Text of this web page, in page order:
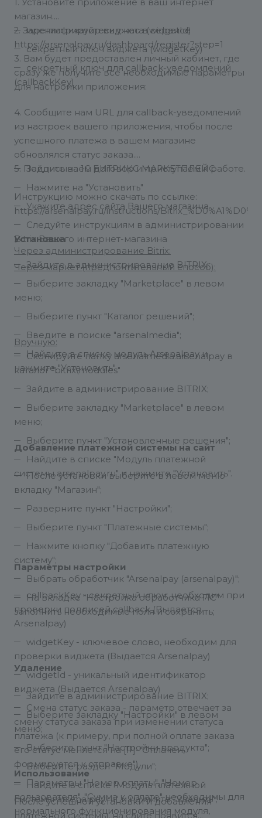
1. Установите приложение в ваш интернет
магазин.
2. Зарегистрируйтесь у нас в сервисе
https://arsenalpay.ru/dashboard/register?step=1
3. Вам будет предоставлен личный кабинет, где
сразу же получите все необходимые параметры
для настройки приложения:
идентификатор виджета (widgetId)
секретный ключ виджета (widgetKey)
секретный ключ для callback-уведомлений
(callbackKey)
4. Сообщите нам URL для callback-уведомлений
из настроек вашего приложения, чтобы после
успешного платежа в вашем магазине
обновлялся статус заказа.
5. Подписываем договор и приступаем к работе.
Инструкцию можно скачать по ссылке:
https://arsenalpay.ru/instructions/
Установка
Через маркет (предпочтительный способ):
Зайдите на 1С БИТРИКС МАРКЕТПЛЕЙС
Нажмите на "Установить"
Укажите адрес сайта Вашего магазина
Следуйте инструкциям в администрировании
Bitrix Вашего интернет-магазина
Через администрирование Bitrix:
Зайдите в администрирование BITRIX;
Выберите закладку "Marketplace" в левом
меню;
Выберите пункт "Каталог решений";
Введите в поиске "arsenalmedia";
Найдите в списке модуль Arsenalpay и
нажмите "Установить".
Вручную:
Скопируйте папку arsenalmedia.arsenalpay в
каталог "bitrix\modules"
Зайдите в администрирование BITRIX;
Выберите закладку "Marketplace" в левом
меню;
Выберите пункт "Установленные решения";
Найдите в списке "Модуль платежной
системы arsenalpay.ru" и нажмите "Установить".
Добавление платежной системы на сайт
После установки выберите в левом меню
вкладку "Магазин";
Разверните пункт "Настройки";
Выберите пункт "Платежные системы";
Нажмите кнопку "Добавить платежную
систему";
Выбрать обработчик "Arsenalpay (arsenalpay)";
На вкладке "Настройка обработчика ПС"
заполнить необходимые поля и сохранить;
Параметры настройки
callbackKey - секретный ключ, необходим при
проверки подписей callback (Выдается
Arsenalpay)
widgetKey - ключевое слово, необходим для
проверки виджета (Выдается Arsenalpay)
widgetId - уникальный идентификатор
виджета (Выдается Arsenalpay)
Смена статус заказа - параметр отвечает за
смену статуса заказа при изменении статуса
платежа (к примеру, при полной оплате заказа
его статус меняется на [P]-"Оплачен,
формируется к отправке")
Параметры "Номер оплаты", "Номер
пользователя", "Сумма к оплате" необходимы для
нормального функционирования модуля,
Удаление
Зайдите в администрирование BITRIX;
Выберите закладку "Настройки" в левом
меню;
Выберите пункт "Настройки продукта";
Выберите раздел "Модули";
Найдите в списке "Модуль платежной
системы arsenalpay.ru" и нажмите "Удалить";
Использование
После успешной установки и добавления
платежной системы, на сайте появится